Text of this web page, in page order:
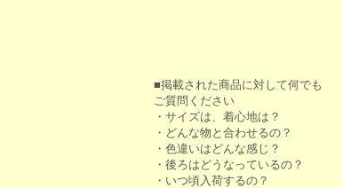
■掲載された商品に対して何でも
ご質問ください
・サイズは、着心地は？
・どんな物と合わせるの？
・色違いはどんな感じ？
・後ろはどうなっているの？
・いつ頃入荷するの？